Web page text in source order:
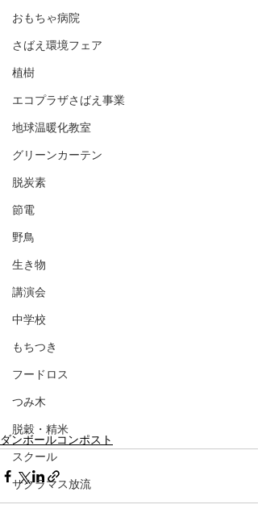
おもちゃ病院
さばえ環境フェア
植樹
エコプラザさばえ事業
地球温暖化教室
グリーンカーテン
脱炭素
節電
野鳥
生き物
講演会
中学校
もちつき
フードロス
つみ木
脱穀・精米
スクール
サクラマス放流
ダンボールコンポスト